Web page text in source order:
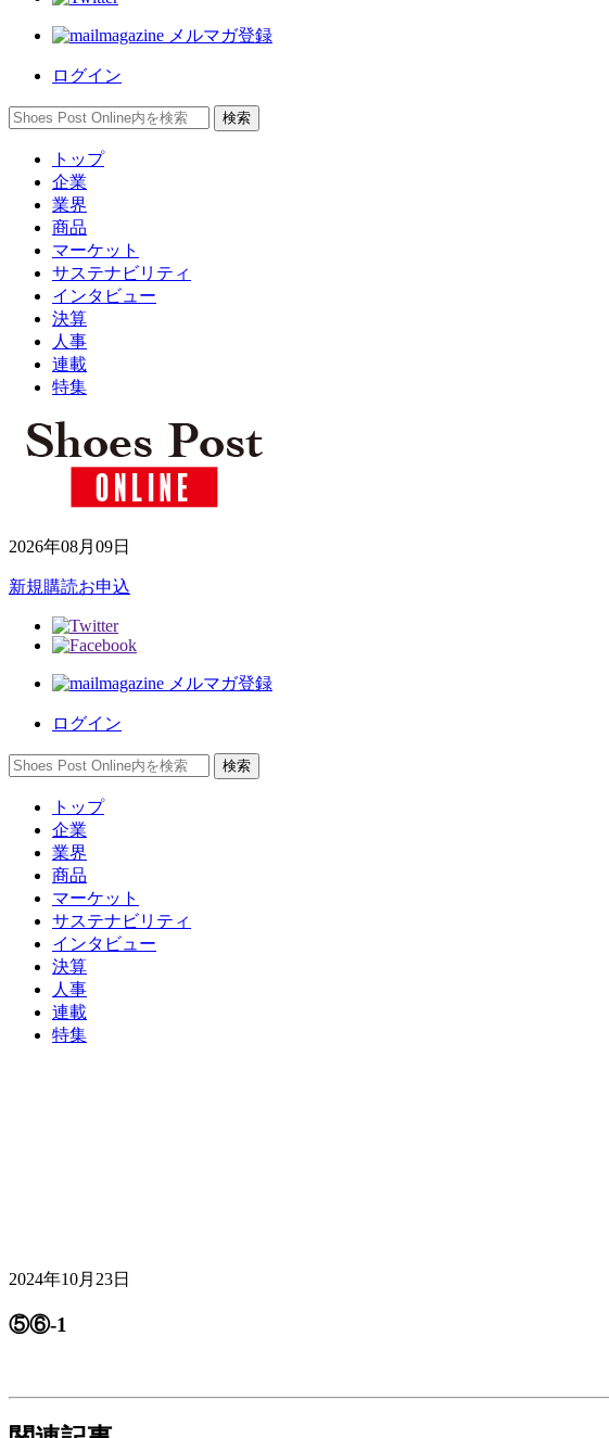
メルマガ登録
ログイン
トップ
企業
業界
商品
マーケット
サステナビリティ
インタビュー
決算
人事
連載
特集
2026年08月09日
新規購読お申込
メルマガ登録
ログイン
トップ
企業
業界
商品
マーケット
サステナビリティ
インタビュー
決算
人事
連載
特集
2024年10月23日
⑤⑥-1